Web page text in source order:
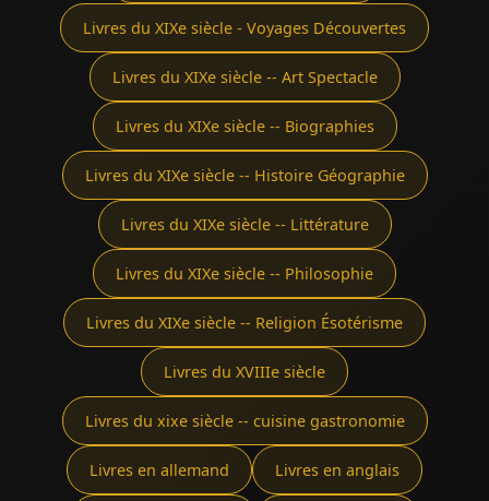
Livres du XIXe siècle - Voyages Découvertes
Livres du XIXe siècle -- Art Spectacle
Livres du XIXe siècle -- Biographies
Livres du XIXe siècle -- Histoire Géographie
Livres du XIXe siècle -- Littérature
Livres du XIXe siècle -- Philosophie
Livres du XIXe siècle -- Religion Ésotérisme
Livres du XVIIIe siècle
Livres du xixe siècle -- cuisine gastronomie
Livres en allemand Livres en anglais